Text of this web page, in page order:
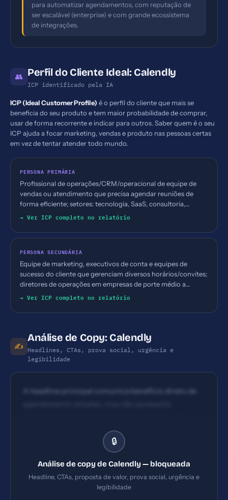
para automatizar agendamentos, com reputação de
ser escalável (enterprise) e com grande ecossistema
de integrações.
👥 Perfil do Cliente Ideal: Calendly
ICP identificado pela IA
ICP (Ideal Customer Profile) é o perfil do cliente que mais se
beneficia do seu produto e tem maior probabilidade de comprar,
usar de forma recorrente e indicar para outros. Saber quem é o seu
ICP ajuda a focar marketing, vendas e produto nas pessoas certas
em vez de tentar atender todo mundo.
PERSONA PRIMÁRIA
Profissional de operações/CRM/operacional de equipe de
vendas ou atendimento que precisa agendar reuniões de
forma eficiente; setores: tecnologia, SaaS, consultoria,
entidades corporativas.
→ Ver ICP completo no relatório
PERSONA SECUNDÁRIA
Equipe de marketing, executivos de conta e equipes de
sucesso do cliente que gerenciam diversos horários/convites;
diretores de operações em empresas de porte médio a
grande.
→ Ver ICP completo no relatório
✍️
Análise de Copy: Calendly
Headlines, CTAs, prova social, urgência e
legibilidade
A headline principal comunica benefício direto de
tempo ou fila de clientes). Impacto moderado;
poderia enfatizar tempo ganho ou redução de back-
Talk to sales. Textos são diretos, porém a CTA para
conversão poderia ser mais orientada a ação
🔒
Análise de copy de Calendly — bloqueada
Headline, CTAs, proposta de valor, prova social, urgência e
legibilidade